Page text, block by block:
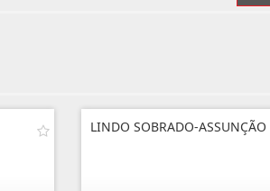
LINDO SOBRADO-ASSUNÇÃO